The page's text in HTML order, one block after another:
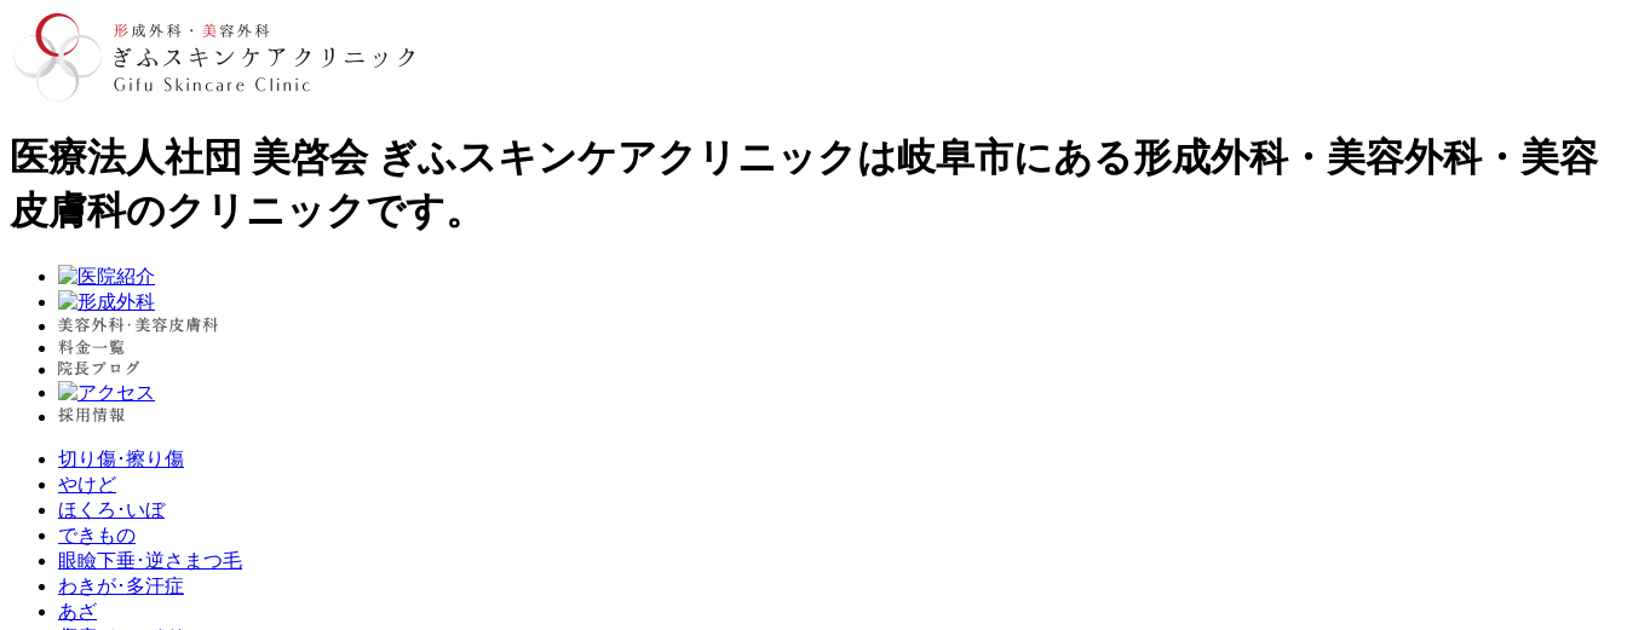
医療法人社団 美啓会 ぎふスキンケアクリニックは岐阜市にある形成外科・美容外科・美容
皮膚科のクリニックです。
切り傷･擦り傷
やけど
ほくろ･いぼ
できもの
眼瞼下垂･逆さまつ毛
わきが･多汗症
あざ